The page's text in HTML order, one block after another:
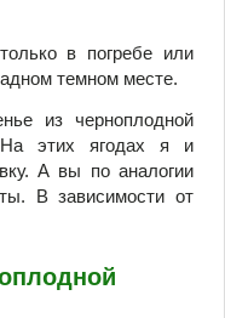
в погребе или
темном месте.
из черноплодной
этих ягодах я и
А вы по аналогии
В зависимости от